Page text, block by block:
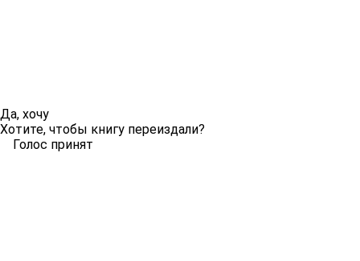
Да, хочу
Хотите, чтобы книгу переиздали?
Голос принят